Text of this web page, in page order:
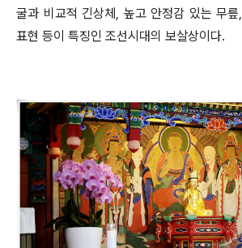
굴과 비교적 긴상체 , 높고 안정감 있는 무릎,
표현 등이 특징인 조선시대의 보살상이다.